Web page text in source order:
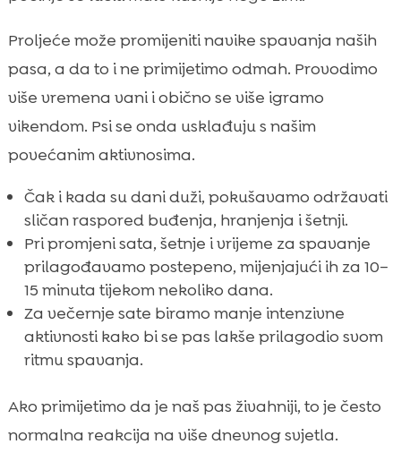
Proljeće može promijeniti navike spavanja naših
pasa, a da to i ne primijetimo odmah. Provodimo
više vremena vani i obično se više igramo
vikendom. Psi se onda usklađuju s našim
povećanim aktivnosima.
Čak i kada su dani duži, pokušavamo održavati
sličan raspored buđenja, hranjenja i šetnji.
Pri promjeni sata, šetnje i vrijeme za spavanje
prilagođavamo postepeno, mijenjajući ih za 10–
15 minuta tijekom nekoliko dana.
Za večernje sate biramo manje intenzivne
aktivnosti kako bi se pas lakše prilagodio svom
ritmu spavanja.
Ako primijetimo da je naš pas živahniji, to je često
normalna reakcija na više dnevnog svjetla.